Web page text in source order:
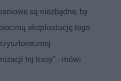
są niezbędne, by
eksploatację tego
tej trasy" - mówi